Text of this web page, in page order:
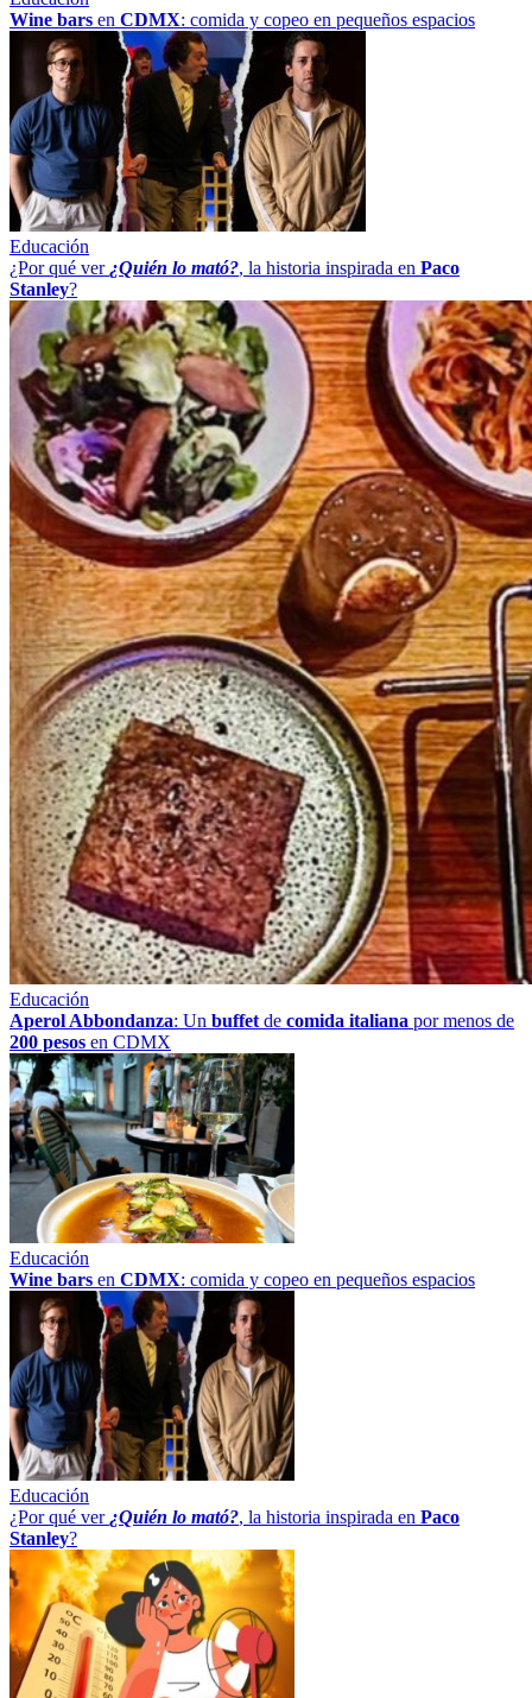
Wine bars en CDMX: comida y copeo en pequeños espacios
Educación
¿Por qué ver ¿Quién lo mató?, la historia inspirada en Paco
Stanley?
Educación
Aperol Abbondanza: Un buffet de comida italiana por menos de
200 pesos en CDMX
Educación
Wine bars en CDMX: comida y copeo en pequeños espacios
Educación
¿Por qué ver ¿Quién lo mató?, la historia inspirada en Paco
Stanley?